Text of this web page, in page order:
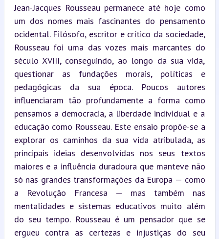
Jean-Jacques Rousseau permanece até hoje como
um dos nomes mais fascinantes do pensamento
ocidental. Filósofo, escritor e crítico da sociedade,
Rousseau foi uma das vozes mais marcantes do
século XVIII, conseguindo, ao longo da sua vida,
questionar as fundações morais, políticas e
pedagógicas da sua época. Poucos autores
influenciaram tão profundamente a forma como
pensamos a democracia, a liberdade individual e a
educação como Rousseau. Este ensaio propõe-se a
explorar os caminhos da sua vida atribulada, as
principais ideias desenvolvidas nos seus textos
maiores e a influência duradoura que manteve não
só nas grandes transformações da Europa — como
a Revolução Francesa — mas também nas
mentalidades e sistemas educativos muito além
do seu tempo. Rousseau é um pensador que se
ergueu contra as certezas e injustiças do seu